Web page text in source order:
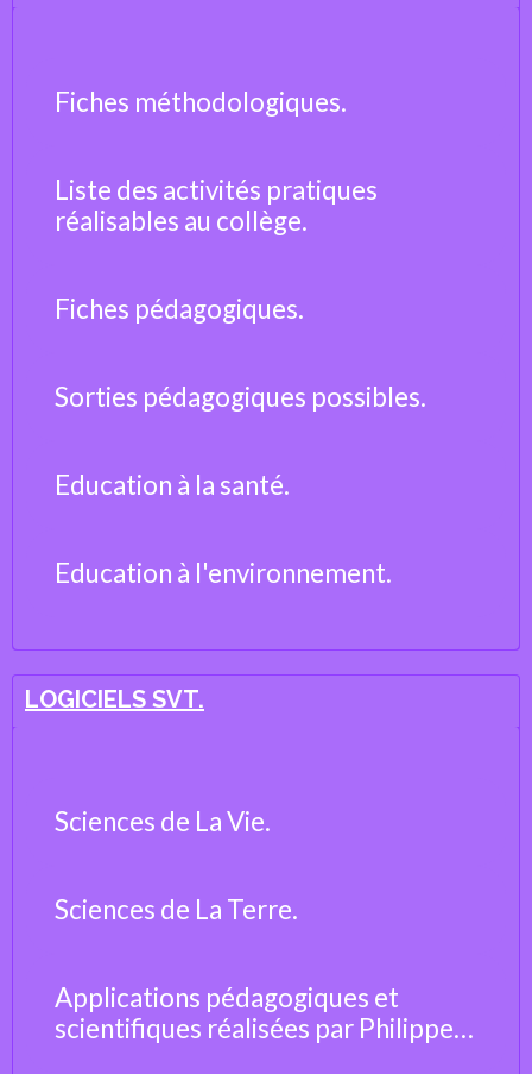
Fiches méthodologiques.
Liste des activités pratiques
réalisables au collège.
Fiches pédagogiques.
Sorties pédagogiques possibles.
Education à la santé.
Education à l'environnement.
LOGICIELS SVT.
Sciences de La Vie.
Sciences de La Terre.
Applications pédagogiques et
scientifiques réalisées par Philippe